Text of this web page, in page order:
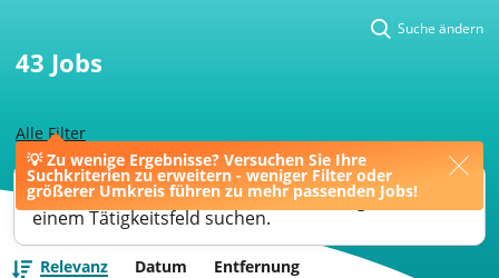
💡 Zu wenige Ergebnisse? Versuchen Sie Ihre
Suchkriterien zu erweitern - weniger Filter oder
größerer Umkreis führen zu mehr passenden Jobs!
Alle Filter
Suche ändern
43 Jobs
Ihre Jobsuche könnte bessere Ergebnisse liefern,
wenn Sie nach einer Berufsbezeichnung oder
einem Tätigkeitsfeld suchen.
Relevanz Datum Entfernung